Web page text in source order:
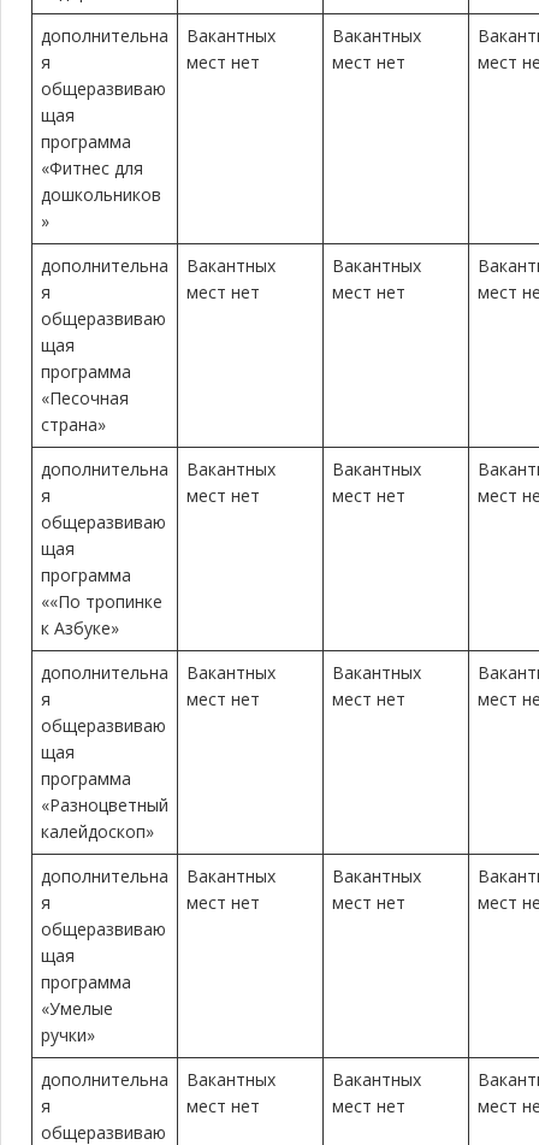
дополнительна
я
общеразвиваю
щая
программа
«Фитнес для
дошкольников
»
Вакантных
мест нет
Вакантных
мест нет
мест
дополнительна
я
общеразвиваю
щая
программа
«Песочная
страна»
Вакантных
мест нет
Вакантных
мест нет
мест
дополнительна
я
общеразвиваю
щая
программа
««По тропинке
к Азбуке»
Вакантных
мест нет
Вакантных
мест нет
мест
дополнительна
я
общеразвиваю
щая
программа
«Разноцветный
калейдоскоп»
Вакантных
мест нет
Вакантных
мест нет
мест
дополнительна
я
общеразвиваю
щая
программа
«Умелые
ручки»
Вакантных
мест нет
Вакантных
мест нет
мест
дополнительна
я
общеразвиваю
Вакантных
мест нет
Вакантных
мест нет
мест